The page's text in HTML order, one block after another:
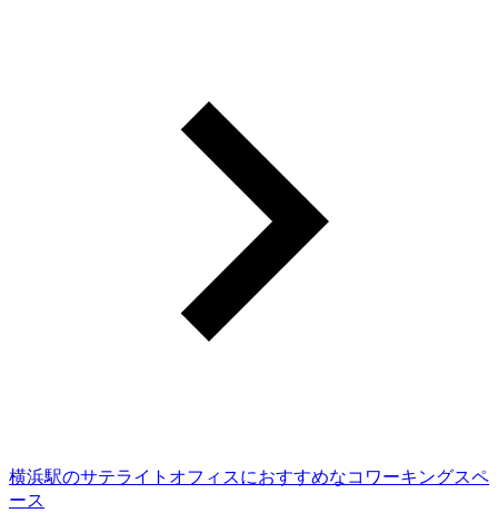
横浜駅のサテライトオフィスにおすすめなコワーキングスペ
ース